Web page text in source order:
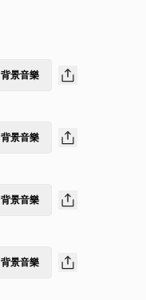
背景音樂
背景音樂
背景音樂
背景音樂